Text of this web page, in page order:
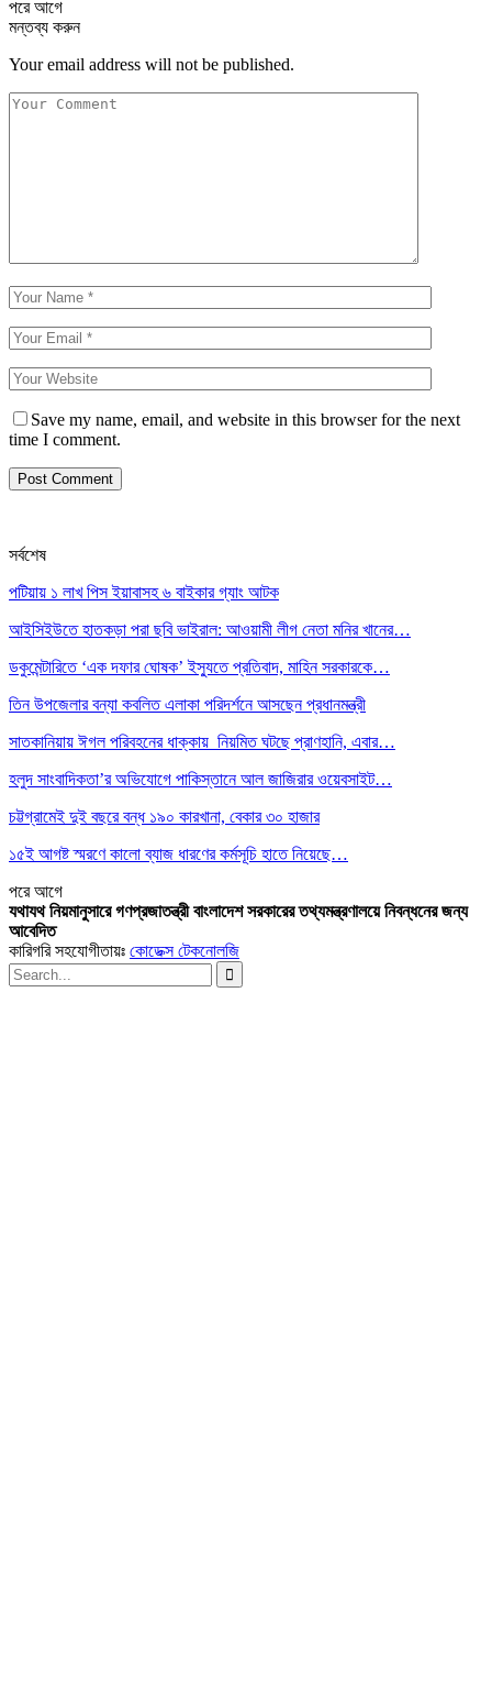
পরেআগে
মন্তব্য করুন
Your email address will not be published.
Save my name, email, and website in this browser for the next
time I comment.
সর্বশেষ
পটিয়ায় ১ লাখ পিস ইয়াবাসহ ৬ বাইকার গ্যাং আটক
আইসিইউতে হাতকড়া পরা ছবি ভাইরাল: আওয়ামী লীগ নেতা মনির খানের…
ডকুমেন্টারিতে ‘এক দফার ঘোষক’ ইস্যুতে প্রতিবাদ, মাহিন সরকারকে…
তিন উপজেলার বন্যা কবলিত এলাকা পরিদর্শনে আসছেন প্রধানমন্ত্রী
সাতকানিয়ায় ঈগল পরিবহনের ধাক্কায় নিয়মিত ঘটছে প্রাণহানি, এবার…
হলুদ সাংবাদিকতা’র অভিযোগে পাকিস্তানে আল জাজিরার ওয়েবসাইট…
চট্টগ্রামেই দুই বছরে বন্ধ ১৯০ কারখানা, বেকার ৩০ হাজার
১৫ই আগষ্ট স্মরণে কালো ব্যাজ ধারণের কর্মসূচি হাতে নিয়েছে…
পরেআগে
যথাযথ নিয়মানুসারে গণপ্রজাতন্ত্রী বাংলাদেশ সরকারের তথ্যমন্ত্রণালয়ে নিবন্ধনের জন্য
আবেদিত
কারিগরি সহযোগীতায়ঃ কোডেক্স টেকনোলজি